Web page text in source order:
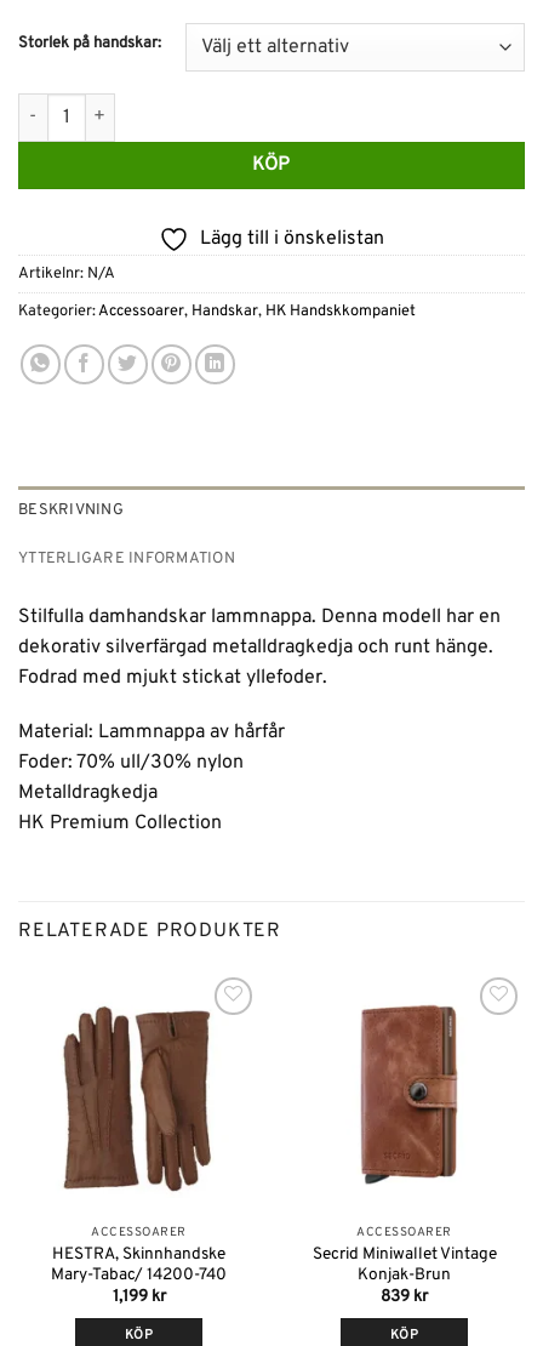
Storlek på handskar:
HK Handskkompaniet Damhandskar Lammnappa
KÖP
Lägg till i önskelistan
Artikelnr: N/A
Kategorier:Accessoarer, Handskar, HK Handskkompaniet
BESKRIVNING
YTTERLIGARE INFORMATION
Stilfulla damhandskar lammnappa. Denna modell har en
dekorativ silverfärgad metalldragkedja och runt hänge.
Fodrad med mjukt stickat yllefoder.
Material: Lammnappa av hårfår
Foder: 70% ull/30% nylon
Metalldragkedja
HK Premium Collection
RELATERADE PRODUKTER
Lägg till i
önskelistan
ACCESSOARER
HESTRA, Skinnhandske
Mary-Tabac/ 14200-740
1,199 kr
KÖP
Lägg till i
ACCESSOARER
Secrid Miniwallet Vintage
Konjak-Brun
839 kr
KÖP